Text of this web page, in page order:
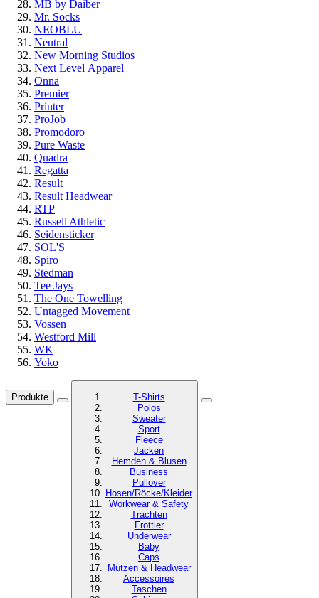
MB by Daiber
Mr. Socks
NEOBLU
Neutral
New Morning Studios
Next Level Apparel
Onna
Premier
Printer
ProJob
Promodoro
Pure Waste
Quadra
Regatta
Result
Result Headwear
RTP
Russell Athletic
Seidensticker
SOL'S
Spiro
Stedman
Tee Jays
The One Towelling
Untagged Movement
Vossen
Westford Mill
WK
Yoko
Produkte
T-Shirts
Polos
Sweater
Sport
Fleece
Jacken
Hemden & Blusen
Business
Pullover
Hosen/Röcke/Kleider
Workwear & Safety
Trachten
Frottier
Underwear
Baby
Caps
Mützen & Headwear
Accessoires
Taschen